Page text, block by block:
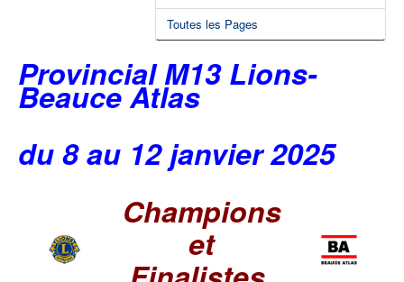
Toutes les Pages
Provincial M13 Lions-
Beauce Atlas
du 8 au 12 janvier 2025
Champions
et